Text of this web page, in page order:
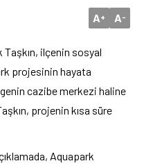
A+ A-
Taşkın, ilçenin sosyal
projesinin hayata
cazibe merkezi haline
projenin kısa süre
Aquapark